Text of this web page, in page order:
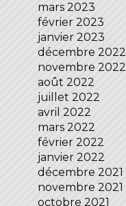
mars 2023
février 2023
janvier 2023
décembre 2022
novembre 2022
août 2022
juillet 2022
avril 2022
mars 2022
février 2022
janvier 2022
décembre 2021
novembre 2021
octobre 2021